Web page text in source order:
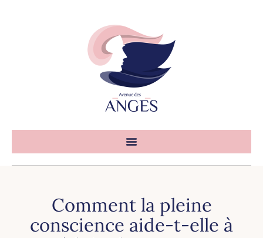
Comment la pleine
conscience aide-t-elle à